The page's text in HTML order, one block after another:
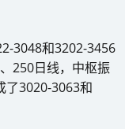
3048和3202-3456
250日线，中枢振
了3020-3063和